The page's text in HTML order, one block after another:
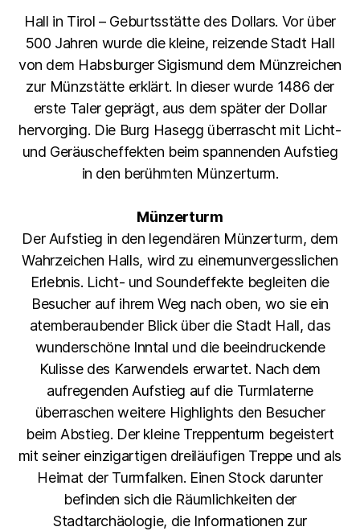
Hall in Tirol – Geburtsstätte des Dollars. Vor über
500 Jahren wurde die kleine, reizende Stadt Hall
von dem Habsburger Sigismund dem Münzreichen
zur Münzstätte erklärt. In dieser wurde 1486 der
erste Taler geprägt, aus dem später der Dollar
hervorging. Die Burg Hasegg überrascht mit Licht-
und Geräuscheffekten beim spannenden Aufstieg
in den berühmten Münzerturm.
Münzerturm
Der Aufstieg in den legendären Münzerturm, dem
Wahrzeichen Halls, wird zu einemunvergesslichen
Erlebnis. Licht- und Soundeffekte begleiten die
Besucher auf ihrem Weg nach oben, wo sie ein
atemberaubender Blick über die Stadt Hall, das
wunderschöne Inntal und die beeindruckende
Kulisse des Karwendels erwartet. Nach dem
aufregenden Aufstieg auf die Turmlaterne
überraschen weitere Highlights den Besucher
beim Abstieg. Der kleine Treppenturm begeistert
mit seiner einzigartigen dreiläufigen Treppe und als
Heimat der Turmfalken. Einen Stock darunter
befinden sich die Räumlichkeiten der
Stadtarchäologie, die Informationen zur